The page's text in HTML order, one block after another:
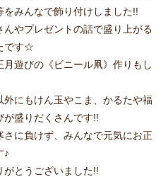
みんなで飾り付けしました!!
やプレゼントの話で盛り上がる
です☆
遊びの《ビニール凧》作りもし
にもけん玉やこま、かるたや福
盛りだくさんです!!
に負けず、みんなで元気にお正
♪
とうございました!!